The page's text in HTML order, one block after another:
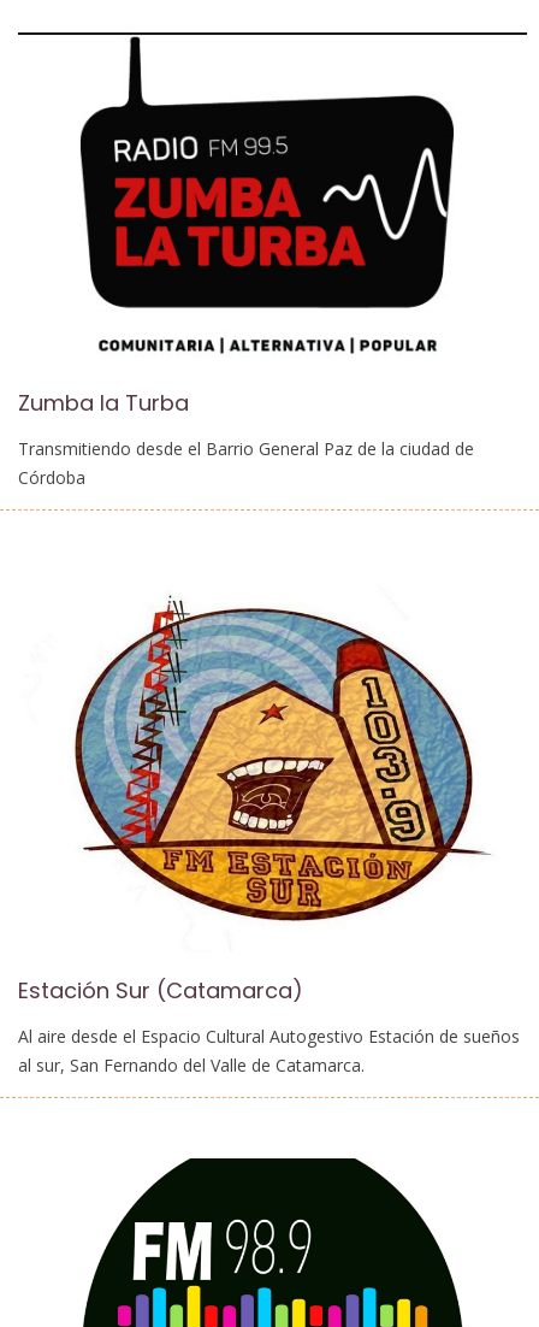
Zumba la Turba
Transmitiendo desde el Barrio General Paz de la ciudad de
Córdoba
Estación Sur (Catamarca)
Al aire desde el Espacio Cultural Autogestivo Estación de sueños
al sur, San Fernando del Valle de Catamarca.